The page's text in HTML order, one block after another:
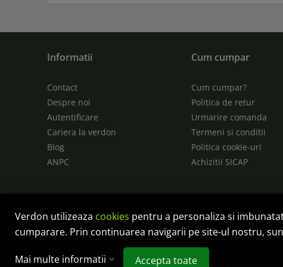
Informatii
Contact
Despre noi
Autentificare
Cariera la verdon
Blog
ANPC
Cum cumpar
Cum cumpar?
Politica de retur
Urmarire comanda
Termeni si conditii
Politica cookie-uri
Achizitii SICAP
Controlează-ți confidențialitatea Anulare
Verdon utilizeaza cookies pentru a personaliza si
cumparare. Prin continuarea navigarii pe site-ul nostru,
Mai multe informatii Accepta toate